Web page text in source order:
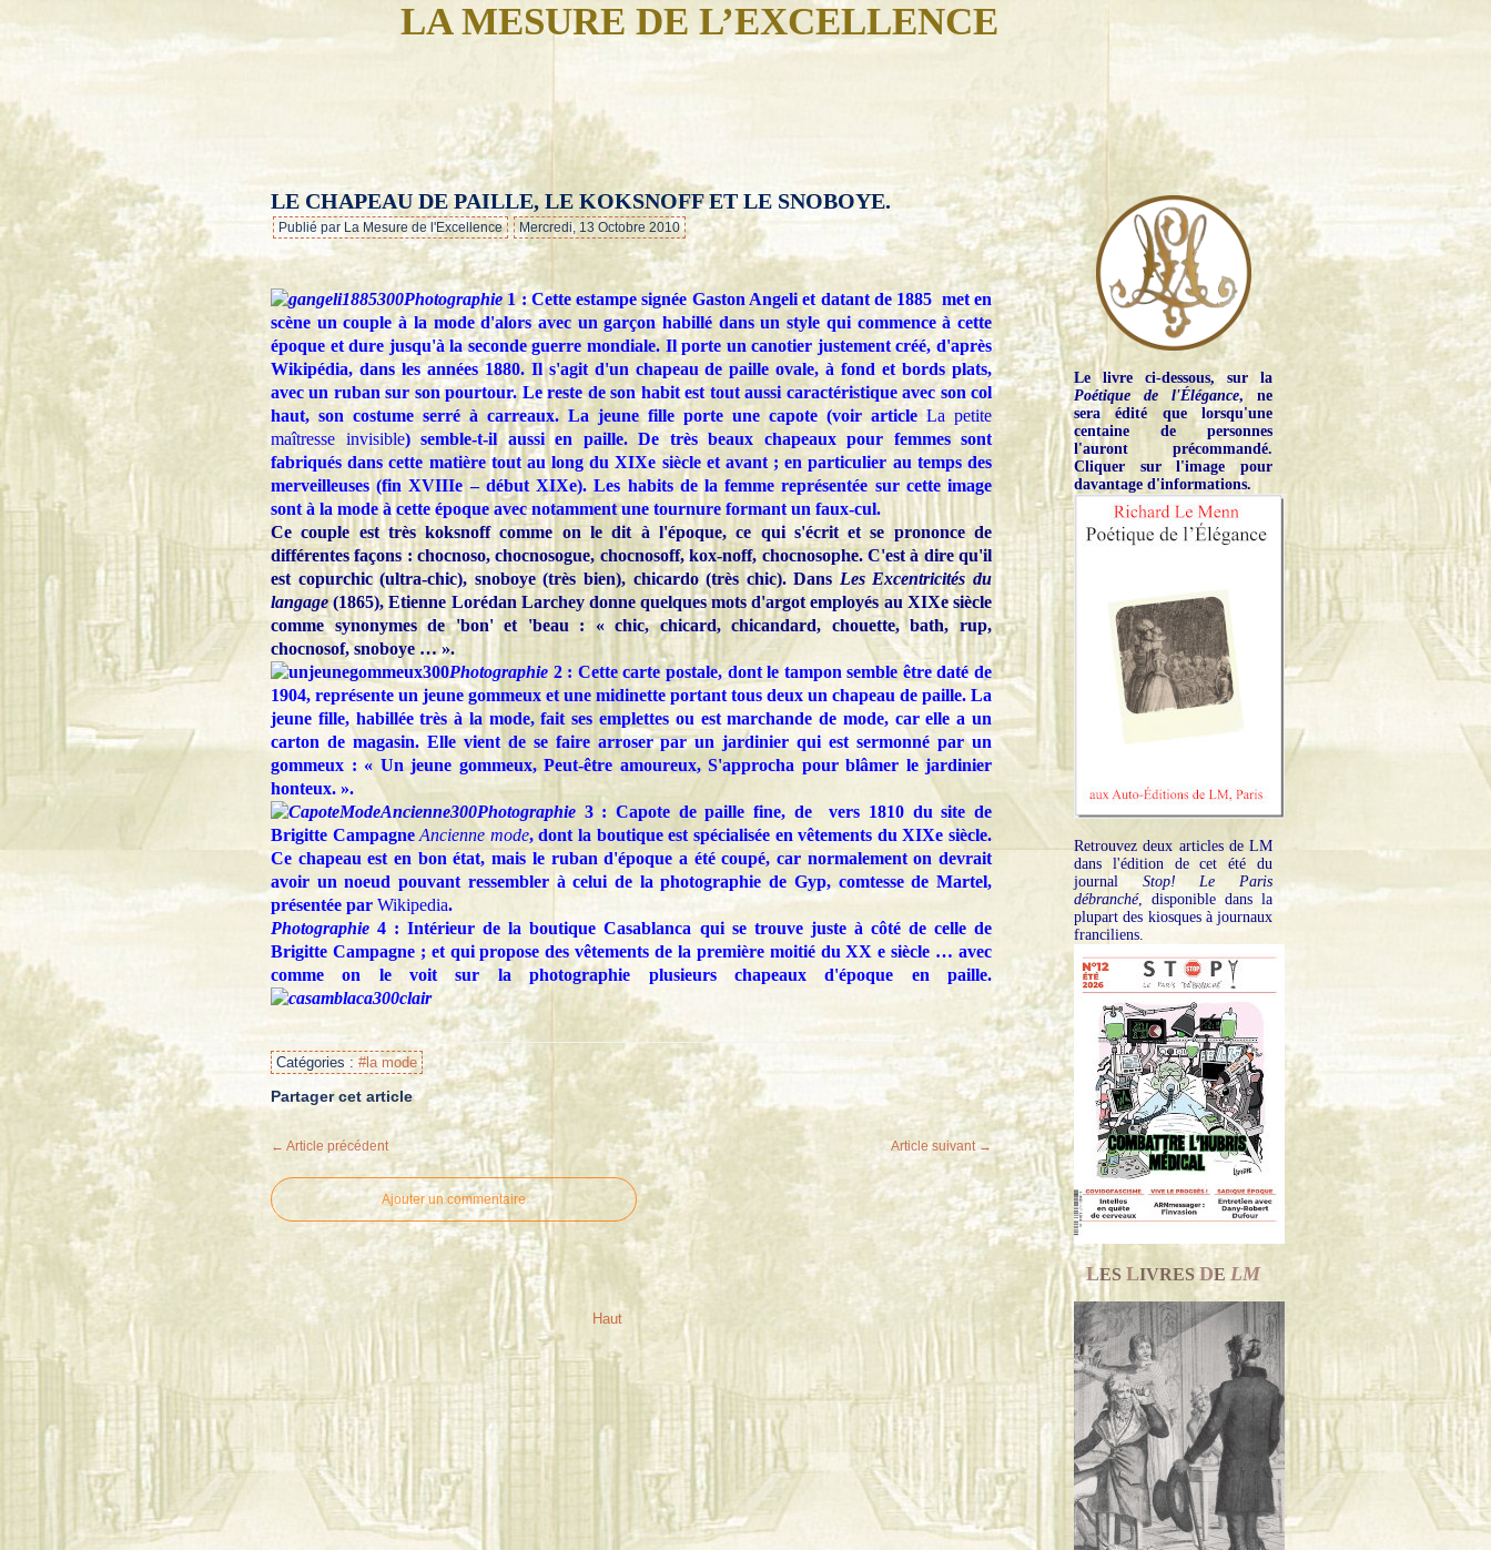
LA MESURE DE L’EXCELLENCE
…
LE CHAPEAU DE PAILLE, LE KOKSNOFF ET LE SNOBOYE.
Publié par La Mesure de l'Excellence Mercredi, 13 Octobre 2010
Photographie1 : Cette estampe signée Gaston Angeli et datant de 1885 met en
scène un couple à la mode d'alors avec un garçon habillé dans un style qui commence à cette
époque et dure jusqu'à la seconde guerre mondiale. Il porte un canotier justement créé, d'après
Wikipédia, dans les années 1880. Il s'agit d'un chapeau de paille ovale, à fond et bords plats,
avec un ruban sur son pourtour. Le reste de son habit est tout aussi caractéristique avec son col
haut, son costume serré à carreaux. La jeune fille porte une capote (voir article La petite
maîtresse invisible) semble-t-il aussi en paille. De très beaux chapeaux pour femmes sont
fabriqués dans cette matière tout au long du XIXe siècle et avant ; en particulier au temps des
merveilleuses (fin XVIIIe – début XIXe). Les habits de la femme représentée sur cette image
sont à la mode à cette époque avec notamment une tournure formant un faux-cul.
Ce couple est très koksnoff comme on le dit à l'époque, ce qui s'écrit et se prononce de
différentes façons : chocnoso, chocnosogue, chocnosoff, kox-noff, chocnosophe. C'est à dire qu'il
est copurchic (ultra-chic), snoboye (très bien), chicardo (très chic). Dans Les Excentricités du
langage(1865), Etienne Lorédan Larchey donne quelques mots d'argot employés au XIXe siècle
comme synonymes de 'bon' et 'beau : « chic, chicard, chicandard, chouette, bath, rup,
chocnosof, snoboye … ».
Photographie 2 : Cette carte postale, dont le tampon semble être daté de
1904, représente un jeune gommeux et une midinette portant tous deux un chapeau de paille. La
jeune fille, habillée très à la mode, fait ses emplettes ou est marchande de mode, car elle a un
carton de magasin. Elle vient de se faire arroser par un jardinier qui est sermonné par un
gommeux : « Un jeune gommeux, Peut-être amoureux, S'approcha pour blâmer le jardinier
honteux. ».
Photographie 3 : Capote de paille fine, de vers 1810 du site de
Brigitte Campagne Ancienne mode, dont la boutique est spécialisée en vêtements du XIXe siècle.
Ce chapeau est en bon état, mais le ruban d'époque a été coupé, car normalement on devrait
avoir un noeud pouvant ressembler à celui de la photographie de Gyp, comtesse de Martel,
présentée par Wikipedia.
Photographie 4 : Intérieur de la boutique Casablanca qui se trouve juste à côté de celle de
Brigitte Campagne ; et qui propose des vêtements de la première moitié du XX e siècle … avec
comme on le voit sur la photographie plusieurs chapeaux d'époque en paille.
Catégories :#la mode
Partager cet article
← Article précédent Article suivant →
Ajouter un commentaire
Haut
Le livre ci-dessous, sur la
Poétique de l'Élégance, ne
sera édité que lorsqu'une
centaine de personnes
l'auront précommandé.
Cliquer sur l'image pour
davantage d'informations.
Retrouvez deux articles de LM
dans l'édition de cet été du
journal Stop! Le Paris
débranché, disponible dans la
plupart des kiosques à journaux
franciliens.
LES LIVRESDE LM